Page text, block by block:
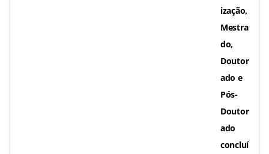
ização,
Mestra
do,
Doutor
ado e
Pós-
Doutor
ado
concluí